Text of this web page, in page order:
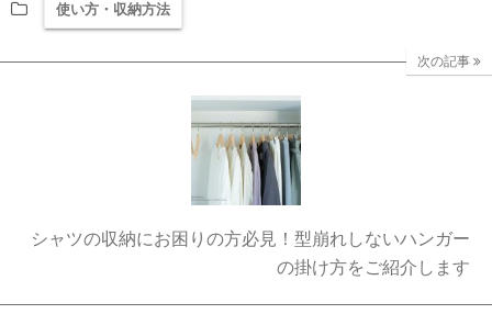
使い方・収納方法
次の記事
シャツの収納にお困りの方必見！型崩れしないハンガー
の掛け方をご紹介します